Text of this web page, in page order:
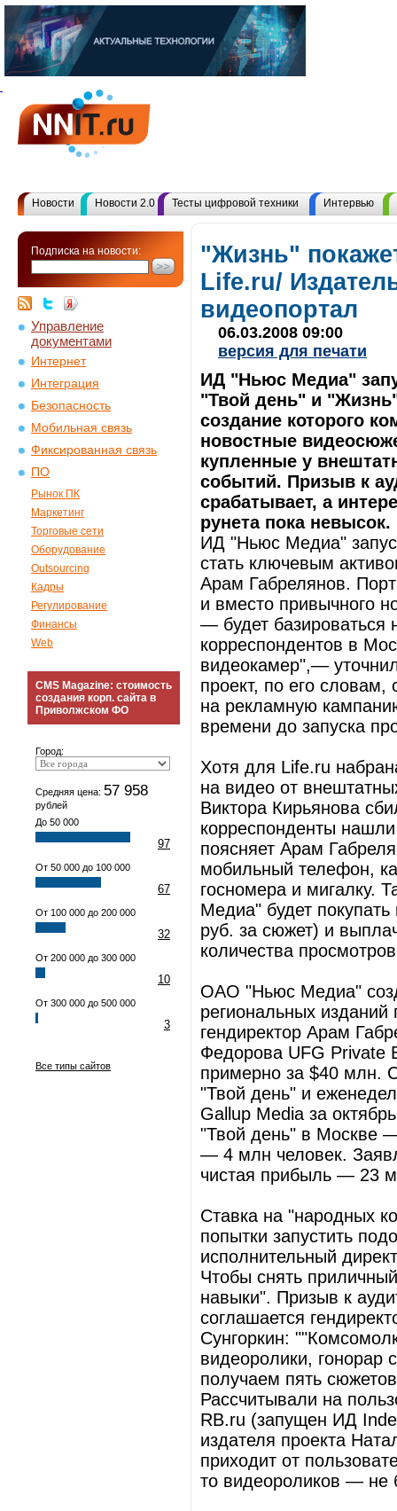
Новости Новости 2.0 Тесты цифровой техники Интервью
Подписка на новости:
Управление
документами
Интернет
Интеграция
Безопасность
Мобильная связь
Фиксированная связь
ПО
Рынок ПК
Маркетинг
Торговые сети
Оборудование
Outsourcing
Кадры
Регулирование
Финансы
Web
CMS Magazine: стоимость
создания корп. сайта в
Приволжском ФО
Город:
Средняя цена: 57 958
рублей
До 50 000
97
От 50 000 до 100 000
67
От 100 000 до 200 000
32
От 200 000 до 300 000
10
От 300 000 до 500 000
3
Все типы сайтов
"Жизнь"
Life.ru/
видеопортал
06.03.2008 09:00
версия для печати
ИД "Ньюс Медиа"
"Твой день" и
создание которого
новостные
купленные у
событий. Призыв к
срабатывает, а
рунета пока невысок.
ИД "Ньюс Медиа"
стать ключевым
Арам Габрелянов.
и вместо привычного
— будет базироваться
корреспондентов в
видеокамер",—
проект, по его
на рекламную
времени до запуска
Хотя для Life.ru
на видео от
Виктора Кирьянова
корреспонденты
поясняет Арам
мобильный телефон,
госномера и мигалку.
Медиа" будет
руб. за сюжет) и
количества
ОАО "Ньюс Медиа"
региональных
гендиректор Арам
Федорова UFG Private
примерно за $40 млн.
"Твой день" и
Gallup Media за
"Твой день" в Москве
— 4 млн человек.
чистая прибыль — 23
Ставка на "народных
попытки запустить
исполнительный
Чтобы снять
навыки". Призыв к
соглашается
Сунгоркин:
видеоролики, гонорар
получаем пять
Рассчитывали на
RB.ru (запущен ИД
издателя проекта
приходит от
то видеороликов — не